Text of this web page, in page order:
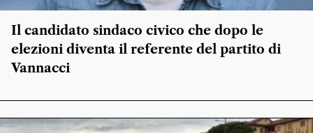
Il candidato sindaco civico che dopo le
elezioni diventa il referente del partito di
Vannacci